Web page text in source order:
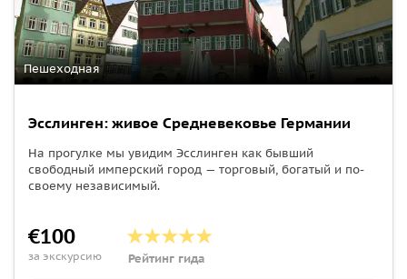
Пешеходная
Эсслинген: живое Средневековье Германии
На прогулке мы увидим Эсслинген как бывший
свободный имперский город — торговый, богатый и по-
своему независимый.
€100
за экскурсию Рейтинг гида